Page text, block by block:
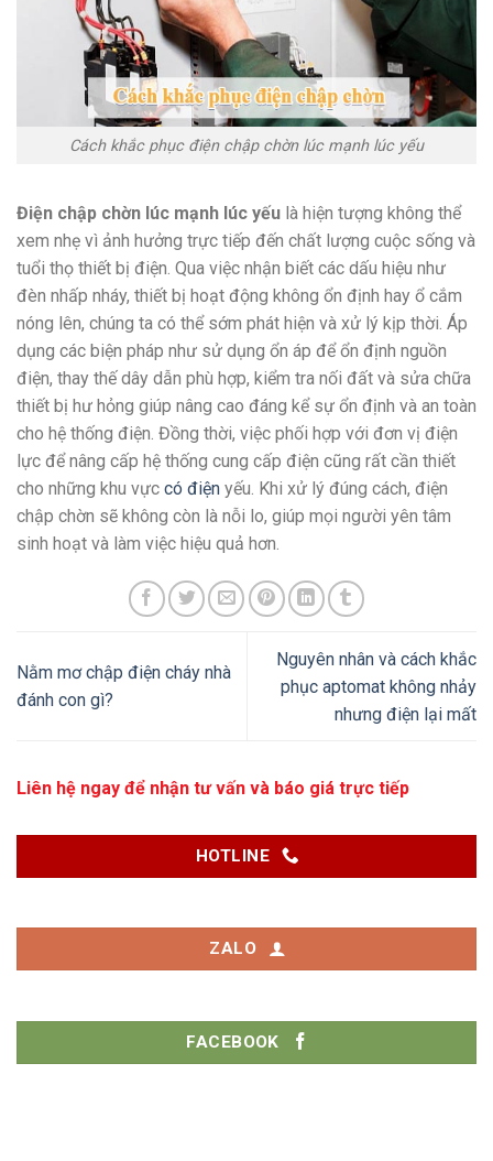
Cách khắc phục điện chập chờn lúc mạnh lúc yếu
Điện chập chờn lúc mạnh lúc yếu là hiện tượng không thể
xem nhẹ vì ảnh hưởng trực tiếp đến chất lượng cuộc sống và
tuổi thọ thiết bị điện. Qua việc nhận biết các dấu hiệu như
đèn nhấp nháy, thiết bị hoạt động không ổn định hay ổ cắm
nóng lên, chúng ta có thể sớm phát hiện và xử lý kịp thời. Áp
dụng các biện pháp như sử dụng ổn áp để ổn định nguồn
điện, thay thế dây dẫn phù hợp, kiểm tra nối đất và sửa chữa
thiết bị hư hỏng giúp nâng cao đáng kể sự ổn định và an toàn
cho hệ thống điện. Đồng thời, việc phối hợp với đơn vị điện
lực để nâng cấp hệ thống cung cấp điện cũng rất cần thiết
cho những khu vực có điện yếu. Khi xử lý đúng cách, điện
chập chờn sẽ không còn là nỗi lo, giúp mọi người yên tâm
sinh hoạt và làm việc hiệu quả hơn.
Nằm mơ chập điện cháy nhà
đánh con gì?
Nguyên nhân và cách khắc
phục aptomat không nhảy
nhưng điện lại mất
Liên hệ ngay để nhận tư vấn và báo giá trực tiếp
HOTLINE
ZALO
FACEBOOK